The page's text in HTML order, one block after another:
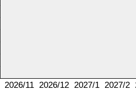
2026/11 2026/12 2027/1 2027/2